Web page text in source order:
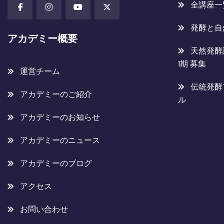
アカデミー概要
運営チーム
アカデミーのご紹介
アカデミーのお知らせ
アカデミーのニュース
アカデミーのブログ
アクセス
お問い合わせ
全講座
発酵と
天然発
1期 募集
伝統発
ル